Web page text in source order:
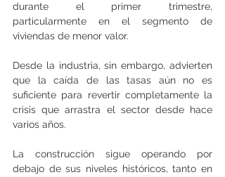
durante el primer trimestre,
particularmente en el segmento de
viviendas de menor valor.
Desde la industria, sin embargo, advierten
que la caída de las tasas aún no es
suficiente para revertir completamente la
crisis que arrastra el sector desde hace
varios años.
La construcción sigue operando por
debajo de sus niveles históricos, tanto en